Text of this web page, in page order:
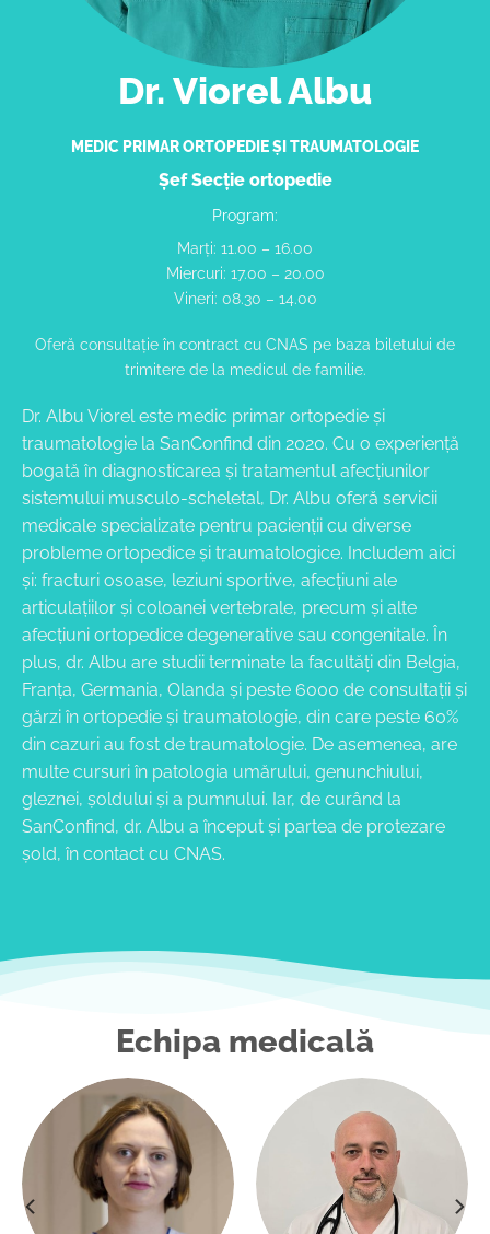
Dr. Viorel Albu
MEDIC PRIMAR ORTOPEDIE ȘI TRAUMATOLOGIE
Șef Secție ortopedie
Program:
Marți: 11.00 – 16.00
Miercuri: 17.00 – 20.00
Vineri: 08.30 – 14.00
Oferă consultație în contract cu CNAS pe baza biletului de
trimitere de la medicul de familie.
Dr. Albu Viorel este medic primar ortopedie și
traumatologie la SanConfind din 2020. Cu o experiență
bogată în diagnosticarea și tratamentul afecțiunilor
sistemului musculo-scheletal, Dr. Albu oferă servicii
medicale specializate pentru pacienții cu diverse
probleme ortopedice și traumatologice. Includem aici
și: fracturi osoase, leziuni sportive, afecțiuni ale
articulațiilor și coloanei vertebrale, precum și alte
afecțiuni ortopedice degenerative sau congenitale. În
plus, dr. Albu are studii terminate la facultăți din Belgia,
Franța, Germania, Olanda și peste 6000 de consultații și
gărzi în ortopedie și traumatologie, din care peste 60%
din cazuri au fost de traumatologie. De asemenea, are
multe cursuri în patologia umărului, genunchiului,
gleznei, șoldului și a pumnului. Iar, de curând la
SanConfind, dr. Albu a început și partea de protezare
șold, în contact cu CNAS.
Echipa medicală